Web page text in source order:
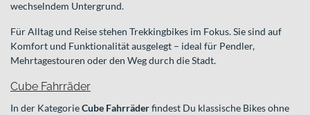
wechselndem Untergrund.
Für Alltag und Reise stehen Trekkingbikes im Fokus. Sie sind auf
Komfort und Funktionalität ausgelegt – ideal für Pendler,
Mehrtagestouren oder den Weg durch die Stadt.
Cube Fahrräder
In der KategorieCube Fahrräderfindest Du klassische Bikes ohne